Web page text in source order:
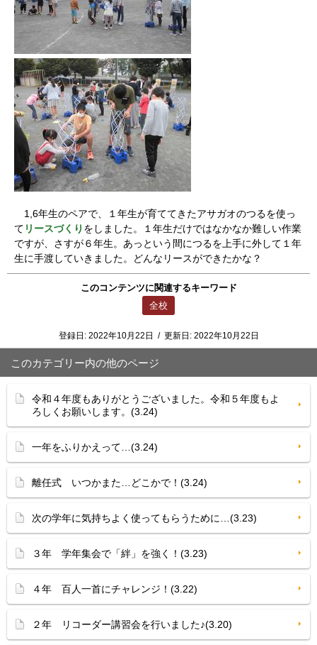
1,6年生のペアで、１年生が育ててきたアサガオのつるを使っ
て リースづくり をしました。１年生だけではなかなか難しい作業
ですが、さすが６年生。あっという間につるを上手に外して１年
生に手渡していきました。どんなリースができたかな？
このコンテンツに関連するキーワード
全校
登録日: 2022年10月22日 / 更新日: 2022年10月22日
このカテゴリー内の他のページ
令和４年度もありがとうございました。令和５年度もよ
ろしくお願いします。(3.24)
一年をふりかえって…(3.24)
離任式 いつかまた…どこかで！(3.24)
次の学年に気持ちよく使ってもらうために…(3.23)
３年 学年集会で「絆」を強く！(3.23)
４年 百人一首にチャレンジ！(3.22)
２年 リコーダー講習会を行いました♪(3.20)